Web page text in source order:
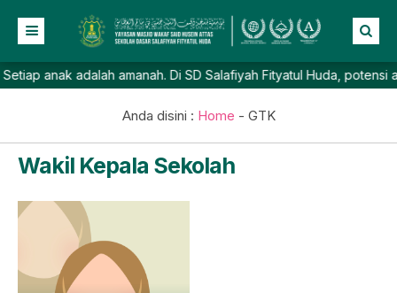
Beranda
Berita
Galeri
anak adalah amanah. Di SD Salafiyah Fityatul Huda, potensi
Anda disini : Home - GTK
Wakil Kepala Sekolah